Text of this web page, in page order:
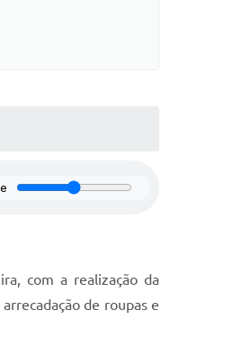
com a realização da
de roupas e